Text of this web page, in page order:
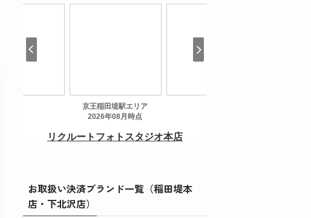
お取扱い決済ブランド一覧（稲田堤本
店・下北沢店）